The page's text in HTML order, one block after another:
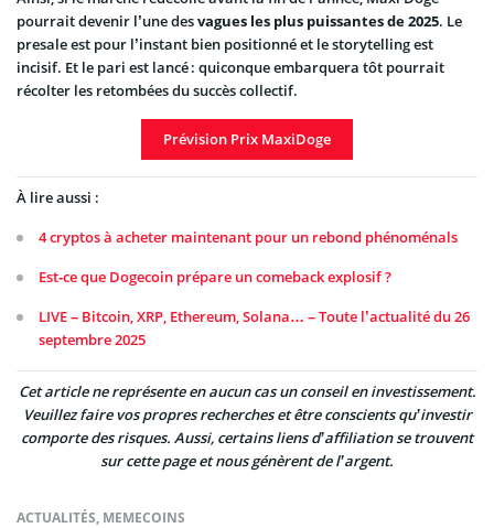
pourrait devenir l’une desvagues les plus puissantes de 2025. Le
presale est pour l’instant bien positionné et le storytelling est
incisif. Et le pari est lancé : quiconque embarquera tôt pourrait
récolter les retombées du succès collectif.
Prévision Prix MaxiDoge
À lire aussi :
4 cryptos à acheter maintenant pour un rebond phénoménals
Est‑ce que Dogecoin prépare un comeback explosif ?
LIVE – Bitcoin, XRP, Ethereum, Solana… – Toute l’actualité du 26
septembre 2025
Cet article ne représente en aucun cas un conseil en investissement.
Veuillez faire vos propres recherches et être conscients qu’investir
comporte des risques. Aussi, certains liens d’affiliation se trouvent
sur cette page et nous génèrent de l’argent.
ACTUALITÉS, MEMECOINS